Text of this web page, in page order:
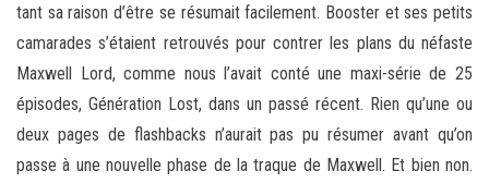
tant sa raison d’être se résumait facilement. Booster et ses petits
camarades s’étaient retrouvés pour contrer les plans du néfaste
Maxwell Lord, comme nous l’avait conté une maxi-série de 25
épisodes, Génération Lost, dans un passé récent. Rien qu’une ou
deux pages de flashbacks n’aurait pas pu résumer avant qu’on
passe à une nouvelle phase de la traque de Maxwell. Et bien non.